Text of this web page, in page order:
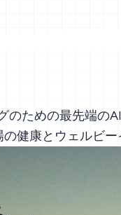
のための最先端の
健康とウェルビー